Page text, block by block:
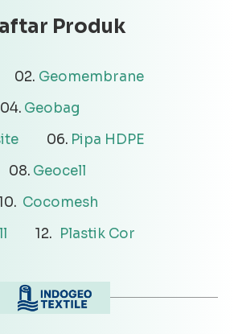
Produk
Geomembrane
Geobag
Pipa HDPE
Geocell
Cocomesh
Plastik Cor